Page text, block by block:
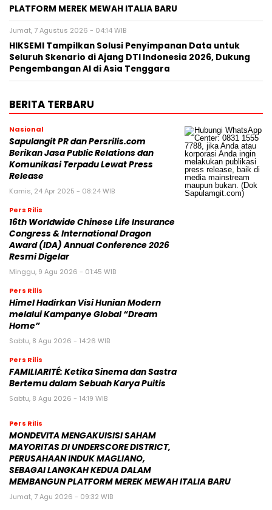
PLATFORM MEREK MEWAH ITALIA BARU
Jumat, 7 Agustus 2026 - 04:14 WIB
HIKSEMI Tampilkan Solusi Penyimpanan Data untuk
Seluruh Skenario di Ajang DTI Indonesia 2026, Dukung
Pengembangan AI di Asia Tenggara
BERITA TERBARU
Nasional
Sapulangit PR dan Persrilis.com
Berikan Jasa Public Relations dan
Komunikasi Terpadu Lewat Press
Release
Kamis, 24 Apr 2025 - 08:24 WIB
Pers Rilis
16th Worldwide Chinese Life Insurance
Congress & International Dragon
Award (IDA) Annual Conference 2026
Resmi Digelar
Minggu, 9 Agu 2026 - 01:45 WIB
Pers Rilis
Himel Hadirkan Visi Hunian Modern
melalui Kampanye Global “Dream
Home”
Sabtu, 8 Agu 2026 - 14:26 WIB
Pers Rilis
FAMILIARITÉ: Ketika Sinema dan Sastra
Bertemu dalam Sebuah Karya Puitis
Sabtu, 8 Agu 2026 - 14:19 WIB
Pers Rilis
MONDEVITA MENGAKUISISI SAHAM
MAYORITAS DI UNDERSCORE DISTRICT,
PERUSAHAAN INDUK MAGLIANO,
SEBAGAI LANGKAH KEDUA DALAM
MEMBANGUN PLATFORM MEREK MEWAH ITALIA BARU
Jumat, 7 Agu 2026 - 09:32 WIB